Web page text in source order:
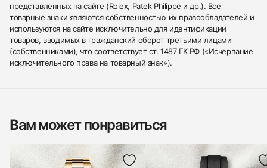
представленных на сайте (Rolex, Patek Philippe и др.). Все
товарные знаки являются собственностью их правообладателей и
используются на сайте исключительно для идентификации
товаров, вводимых в гражданский оборот третьими лицами
(собственниками), что соответствует ст. 1487 ГК РФ («Исчерпание
исключительного права на товарный знак»).
Вам может понравиться